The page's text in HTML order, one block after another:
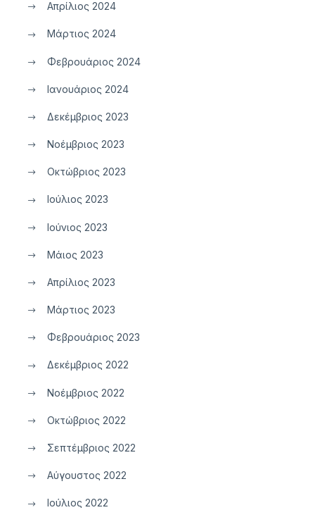
Απρίλιος 2024
Μάρτιος 2024
Φεβρουάριος 2024
Ιανουάριος 2024
Δεκέμβριος 2023
Νοέμβριος 2023
Οκτώβριος 2023
Ιούλιος 2023
Ιούνιος 2023
Μάιος 2023
Απρίλιος 2023
Μάρτιος 2023
Φεβρουάριος 2023
Δεκέμβριος 2022
Νοέμβριος 2022
Οκτώβριος 2022
Σεπτέμβριος 2022
Αύγουστος 2022
Ιούλιος 2022